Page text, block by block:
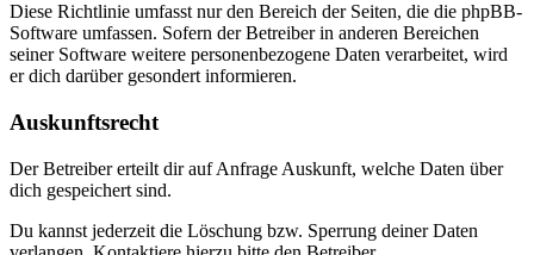
Diese Richtlinie umfasst nur den Bereich der Seiten, die die phpBB-
Software umfassen. Sofern der Betreiber in anderen Bereichen
seiner Software weitere personenbezogene Daten verarbeitet, wird
er dich darüber gesondert informieren.
Auskunftsrecht
Der Betreiber erteilt dir auf Anfrage Auskunft, welche Daten über
dich gespeichert sind.
Du kannst jederzeit die Löschung bzw. Sperrung deiner Daten